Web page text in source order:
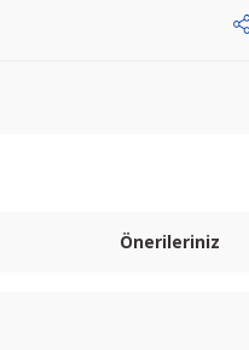
Önerileriniz